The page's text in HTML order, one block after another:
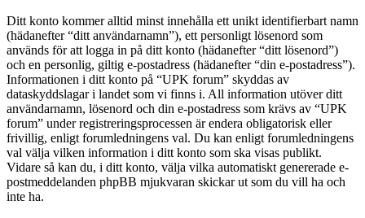
Ditt konto kommer alltid minst innehålla ett unikt identifierbart namn
(hädanefter “ditt användarnamn”), ett personligt lösenord som
används för att logga in på ditt konto (hädanefter “ditt lösenord”)
och en personlig, giltig e-postadress (hädanefter “din e-postadress”).
Informationen i ditt konto på “UPK forum” skyddas av
dataskyddslagar i landet som vi finns i. All information utöver ditt
användarnamn, lösenord och din e-postadress som krävs av “UPK
forum” under registreringsprocessen är endera obligatorisk eller
frivillig, enligt forumledningens val. Du kan enligt forumledningens
val välja vilken information i ditt konto som ska visas publikt.
Vidare så kan du, i ditt konto, välja vilka automatiskt genererade e-
postmeddelanden phpBB mjukvaran skickar ut som du vill ha och
inte ha.